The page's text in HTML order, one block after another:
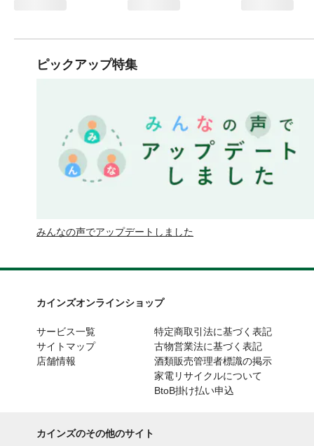
ピックアップ特集
みんなの声でアップデートしました
カインズオンラインショップ
サービス一覧
サイトマップ
店舗情報
特定商取引法に基づく表記
古物営業法に基づく表記
酒類販売管理者標識の掲示
家電リサイクルについて
BtoB掛け払い申込
カインズのその他のサイト